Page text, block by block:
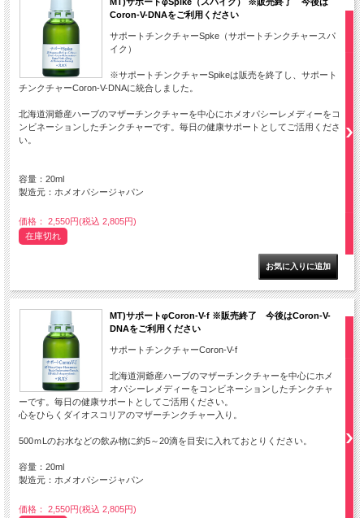
Coron-V-DNAをご利用ください
サポートチンクチャーSpke（サポートチンクチャースパ
イク）
※サポートチンクチャーSpikeは販売を終了し、サポート
チンクチャーCoron-V-DNAに統合しました。
北海道洞爺産ハーブのマザーチンクチャーを中心にホメオパシーレメディーをコ
ンビネーションしたチンクチャーです。毎日の健康サポートとしてご活用くださ
い。
容量：20ml
製造元：ホメオパシージャパン
価格： 2,550円(税込 2,805円)
在庫切れ
MT)サポートφCoron-V-f ※販売終了 今後はCoron-V-
DNAをご利用ください
サポートチンクチャーCoron-V-f
北海道洞爺産ハーブのマザーチンクチャーを中心にホメ
オパシーレメディーをコンビネーションしたチンクチャ
ーです。毎日の健康サポートとしてご活用ください。
心をひらくダイオスコリアのマザーチンクチャー入り。
500ｍLのお水などの飲み物に約5～20滴を目安に入れておとりください。
容量：20ml
製造元：ホメオパシージャパン
価格： 2,550円(税込 2,805円)